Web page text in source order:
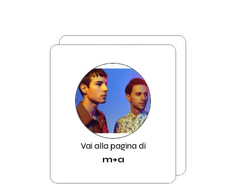
Vai alla pagina di
m+a